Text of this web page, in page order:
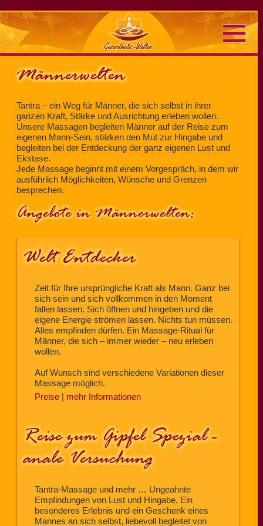
>
Männerwelten
Tantra – ein Weg für Männer, die sich selbst in ihrer
ganzen Kraft, Stärke und Ausrichtung erleben wollen.
Unsere Massagen begleiten Männer auf der Reise zum
eigenen Mann-Sein, stärken den Mut zur Hingabe und
begleiten bei der Entdeckung der ganz eigenen Lust und
Ekstase.
Jede Massage beginnt mit einem Vorgespräch, in dem wir
ausführlich Möglichkeiten, Wünsche und Grenzen
besprechen.
Angebote in Männerwelten:
Welt Entdecker
Zeit für Ihre ursprüngliche Kraft als Mann. Ganz bei
sich sein und sich vollkommen in den Moment
fallen lassen. Sich öffnen und hingeben und die
eigene Energie strömen lassen. Nichts tun müssen.
Alles empfinden dürfen. Ein Massage-Ritual für
Männer, die sich – immer wieder – neu erleben
wollen.
Auf Wunsch sind verschiedene Variationen dieser
Massage möglich.
Preise | mehr Informationen
Reise zum Gipfel Spezial -
anale Versuchung
Tantra-Massage und mehr … Ungeahnte
Empfindungen von Lust und Hingabe. Ein
besonderes Erlebnis und ein Geschenk eines
Mannes an sich selbst, liebevoll begleitet von